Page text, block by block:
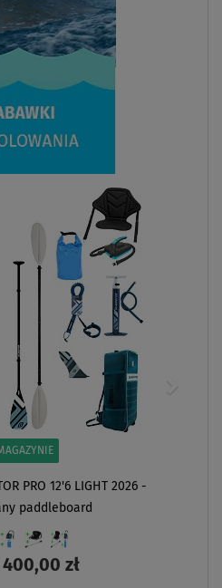
PRO 12'6 LIGHT 2026 -
paddleboard
400,00 zł